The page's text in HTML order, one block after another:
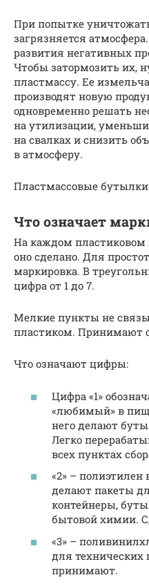
При попытке
загрязняется
развития негативных
Чтобы затормозить их,
пластмассу. Ее
производят новую
одновременно решать
на утилизации,
на свалках и снизить
в атмосферу.
Пластмассовые
Что означает
На каждом пластиковом
оно сделано. Для
маркировка. В
цифра от 1 до 7.
Мелкие пункты не
пластиком. Принимают
Что означают цифры:
Цифра «1»
«любимый» в
него делают
Легко
всех пунктах
«2» – полиэтилен
делают пакеты
контейнеры,
бытовой химии.
«3» –
для технических
принимают.